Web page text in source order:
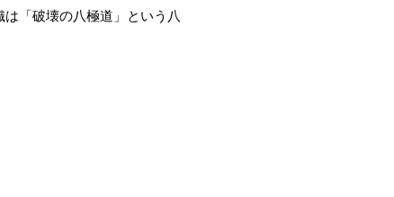
「破壊の八極道」という八